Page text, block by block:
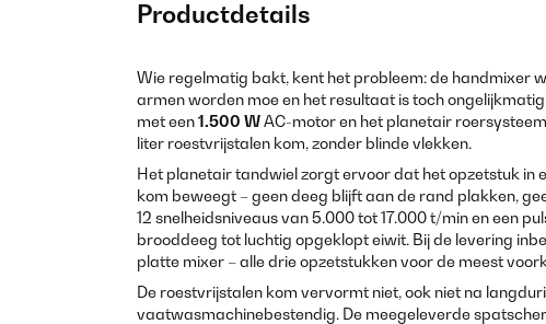
Productdetails
Wie regelmatig bakt, kent het probleem: de handmixer
armen worden moe en het resultaat is toch
met een1.500 WAC-motor en het planetair
liter roestvrijstalen kom, zonder blinde vlekken.
Het planetair tandwiel zorgt ervoor dat het opzetstuk in
kom beweegt – geen deeg blijft aan de rand plakken,
12 snelheidsniveaus van 5.000 tot 17.000 t/min en een
brooddeeg tot luchtig opgeklopt eiwit. Bij de levering
platte mixer – alle drie opzetstukken voor de meest
De roestvrijstalen kom vervormt niet, ook niet na
vaatwasmachinebestendig. De meegeleverde